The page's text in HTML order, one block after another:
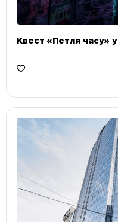
Квест «Петля часу»